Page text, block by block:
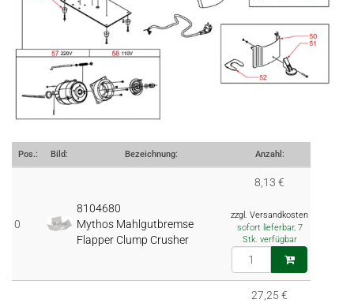
Pos.: Bild: Bezeichnung: Anzahl:
0
8104680
Mythos Mahlgutbremse
Flapper Clump Crusher
8,13 €
zzgl. Versandkosten
sofort lieferbar, 7
Stk. verfügbar
27,25 €